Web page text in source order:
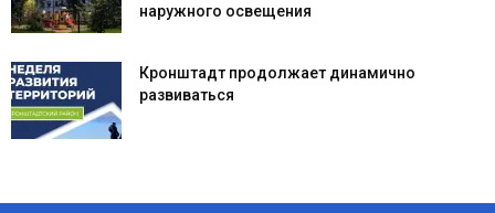
наружного освещения
Кронштадт продолжает динамично
развиваться